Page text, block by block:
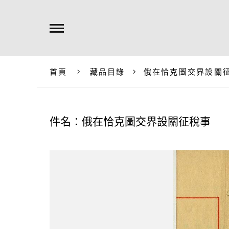
首頁 藏品目錄 俄在恰克圖交界設關
件名：俄在恰克圖交界設關征稅事